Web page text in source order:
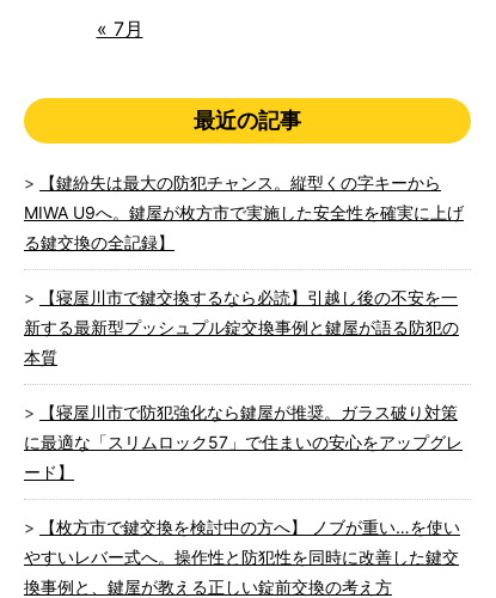
« 7月
最近の記事
【鍵紛失は最大の防犯チャンス。縦型くの字キーから
MIWA U9へ。鍵屋が枚方市で実施した安全性を確実に上げ
る鍵交換の全記録】
【寝屋川市で鍵交換するなら必読】引越し後の不安を一
新する最新型プッシュプル錠交換事例と鍵屋が語る防犯の
本質
【寝屋川市で防犯強化なら鍵屋が推奨。ガラス破り対策
に最適な「スリムロック57」で住まいの安心をアップグレ
ード】
【枚方市で鍵交換を検討中の方へ】 ノブが重い…を使い
やすいレバー式へ。操作性と防犯性を同時に改善した鍵交
換事例と、鍵屋が教える正しい錠前交換の考え方